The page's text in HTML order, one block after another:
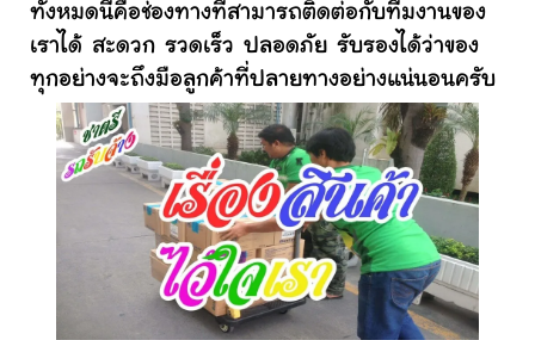
ทั้งหมดนี้คือช่องทางที่สามารถติดต่อกับทีมงานของ
เราได้ สะดวก รวดเร็ว ปลอดภัย รับรองได้ว่าของ
ทุกอย่างจะถึงมือลูกค้าที่ปลายทางอย่างแน่นอนครับ